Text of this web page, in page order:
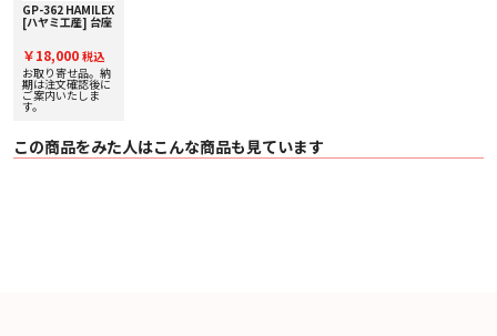
GP-362 HAMILEX
[ハヤミ工産] 台座
￥18,000 税込
お取り寄せ品。納
期は注文確認後に
ご案内いたしま
す。
この商品をみた人はこんな商品も見ています